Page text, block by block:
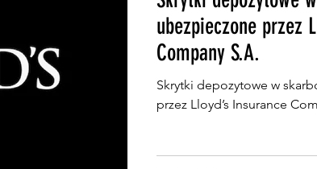
ubezpieczone przez
Company S.A.
Skrytki depozytowe w
przez Lloyd’s Insurance